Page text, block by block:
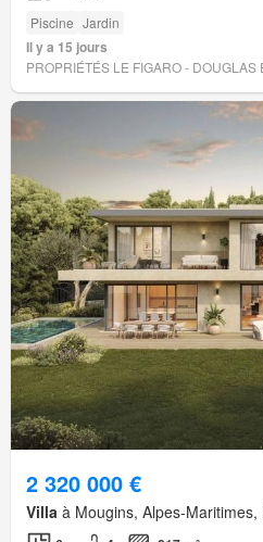
Piscine Jardin
Il y a 15 jours
PROPRIÉTÉS LE FIGARO -
2 320 000 €
Villa à Mougins, Alpes-